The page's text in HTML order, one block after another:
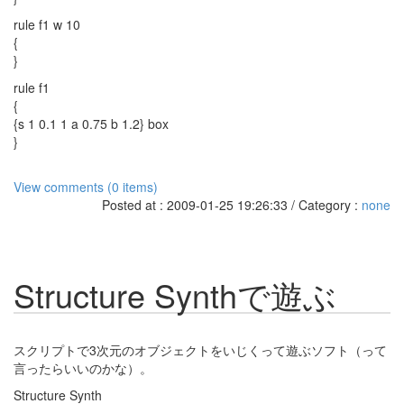
rule f1 w 10
{
}
rule f1
{
{s 1 0.1 1 a 0.75 b 1.2} box
}
View comments (0 items)
Posted at : 2009-01-25 19:26:33 / Category : none
Structure Synthで遊ぶ
スクリプトで3次元のオブジェクトをいじくって遊ぶソフト（って
言ったらいいのかな）。
Structure Synth